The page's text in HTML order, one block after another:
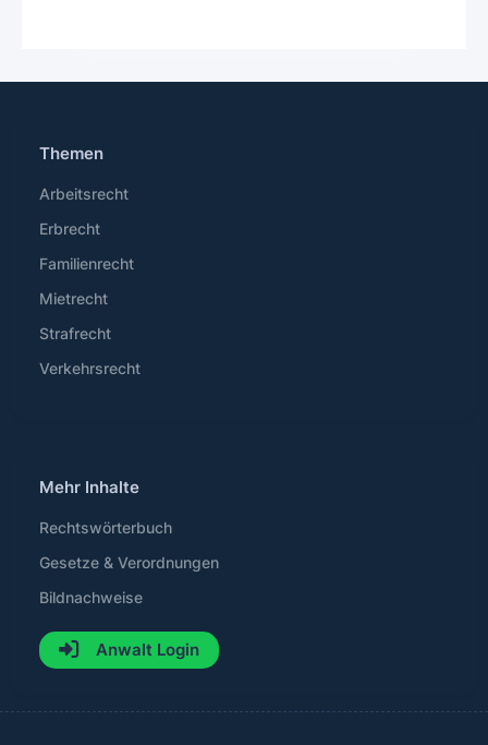
Themen
Arbeitsrecht
Erbrecht
Familienrecht
Mietrecht
Strafrecht
Verkehrsrecht
Mehr Inhalte
Rechtswörterbuch
Gesetze & Verordnungen
Bildnachweise
Anwalt Login